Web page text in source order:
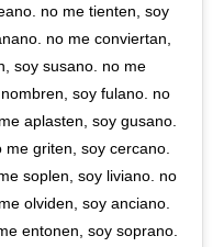
no me tienten, soy
no me conviertan,
soy susano. no me
soy fulano. no
aplasten, soy gusano.
griten, soy cercano.
soplen, soy liviano. no
olviden, soy anciano.
entonen, soy soprano.